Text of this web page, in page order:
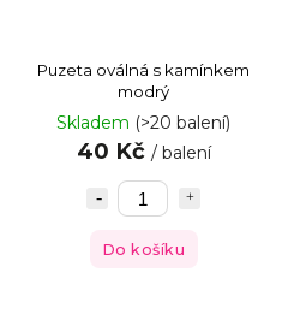
Puzeta oválná s kamínkem
modrý
Skladem (>20 balení)
40 Kč / balení
Do košíku